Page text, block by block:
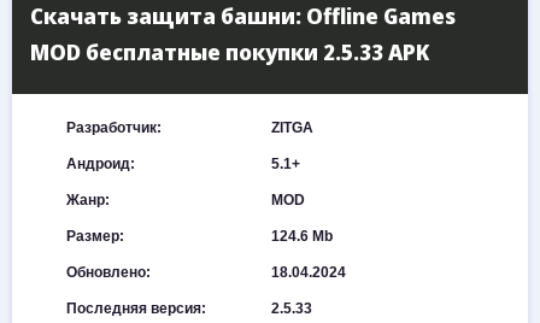
Скачать защита башни: Offline Games
MOD бесплатные покупки 2.5.33 APK
Разработчик: ZITGA
Андроид: 5.1+
Жанр: MOD
Размер: 124.6 Mb
Обновлено: 18.04.2024
Последняя версия: 2.5.33